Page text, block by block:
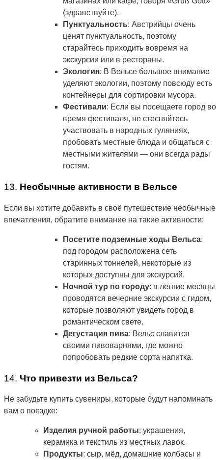
(здравствуйте).
Пунктуальность: Австрийцы очень
ценят пунктуальность, поэтому
старайтесь приходить вовремя на
экскурсии или в рестораны.
Экология: В Вельсе большое внимание
уделяют экологии, поэтому повсюду есть
контейнеры для сортировки мусора.
Фестивали: Если вы посещаете город во
время фестиваля, не стесняйтесь
участвовать в народных гуляниях,
пробовать местные блюда и общаться с
местными жителями — они всегда рады
гостям.
13. Необычные активности в Вельсе
Если вы хотите добавить в своё путешествие необычные
впечатления, обратите внимание на такие активности:
Посетите подземные ходы Вельса:
под городом расположена сеть
старинных тоннелей, некоторые из
которых доступны для экскурсий.
Ночной тур по городу: в летние месяцы
проводятся вечерние экскурсии с гидом,
которые позволяют увидеть город в
романтическом свете.
Дегустация пива: Вельс славится
своими пивоварнями, где можно
попробовать редкие сорта напитка.
14. Что привезти из Вельса?
Не забудьте купить сувениры, которые будут напоминать
вам о поездке:
Изделия ручной работы: украшения,
керамика и текстиль из местных лавок.
Продукты: сыр, мёд, домашние колбасы и